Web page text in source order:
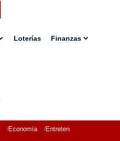
Loterías Finanzas
Economía Entretenimiento